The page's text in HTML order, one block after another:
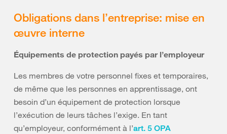
Obligations dans l’entreprise: mise en
œuvre interne
Équipements de protection payés par l’employeur
Les membres de votre personnel fixes et temporaires,
de même que les personnes en apprentissage, ont
besoin d’un équipement de protection lorsque
l’exécution de leurs tâches l’exige. En tant
qu’employeur, conformément à l’art. 5 OPA